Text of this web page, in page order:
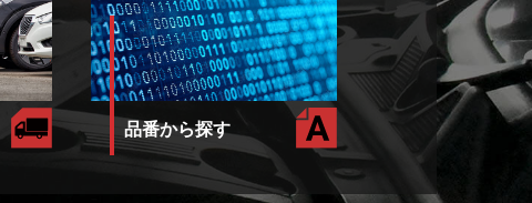
品番から探す